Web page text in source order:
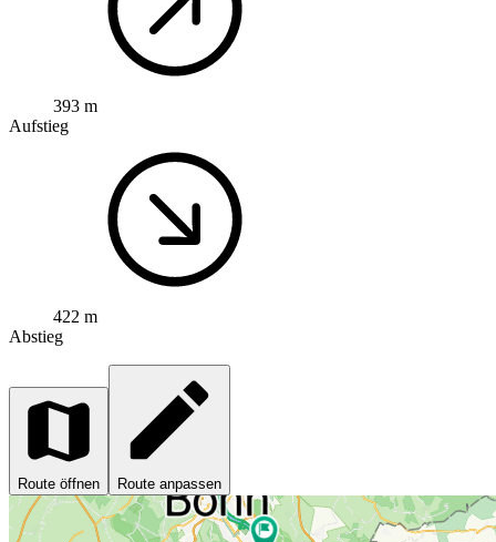
393 m
Aufstieg
422 m
Abstieg
Route öffnen Route anpassen